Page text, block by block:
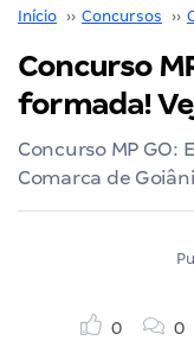
Início ›› Concursos ››
Concurso
formada!
Concurso MP GO:
Comarca de
0 0